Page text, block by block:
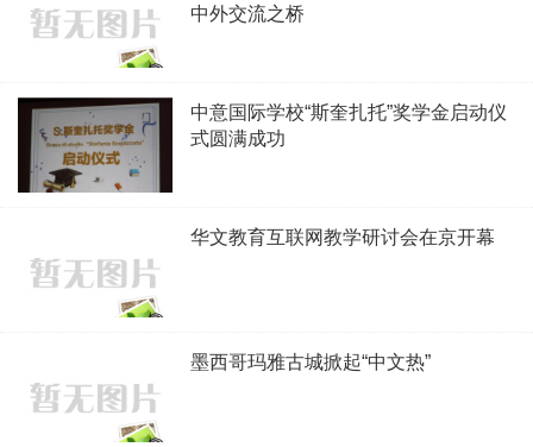
中外交流之桥
中意国际学校“斯奎扎托”奖学金启动仪
式圆满成功
华文教育互联网教学研讨会在京开幕
墨西哥玛雅古城掀起“中文热”